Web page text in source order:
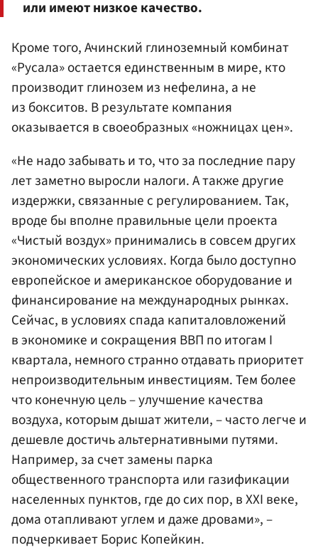
или имеют низкое качество.
Кроме того, Ачинский глиноземный комбинат
«Русала» остается единственным в мире, кто
производит глинозем из нефелина, а не
из бокситов. В результате компания
оказывается в своеобразных «ножницах цен».
«Не надо забывать и то, что за последние пару
лет заметно выросли налоги. А также другие
издержки, связанные с регулированием. Так,
вроде бы вполне правильные цели проекта
«Чистый воздух» принимались в совсем других
экономических условиях. Когда было доступно
европейское и американское оборудование и
финансирование на международных рынках.
Сейчас, в условиях спада капиталовложений
в экономике и сокращения ВВП по итогам I
квартала, немного странно отдавать приоритет
непроизводительным инвестициям. Тем более
что конечную цель – улучшение качества
воздуха, которым дышат жители, – часто легче и
дешевле достичь альтернативными путями.
Например, за счет замены парка
общественного транспорта или газификации
населенных пунктов, где до сих пор, в XXI веке,
дома отапливают углем и даже дровами», –
подчеркивает Борис Копейкин.